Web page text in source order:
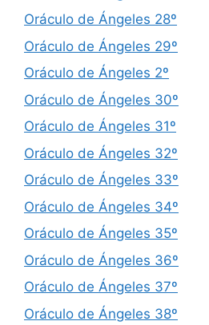
Oráculo de Ángeles 28º
Oráculo de Ángeles 29º
Oráculo de Ángeles 2º
Oráculo de Ángeles 30º
Oráculo de Ángeles 31º
Oráculo de Ángeles 32º
Oráculo de Ángeles 33º
Oráculo de Ángeles 34º
Oráculo de Ángeles 35º
Oráculo de Ángeles 36º
Oráculo de Ángeles 37º
Oráculo de Ángeles 38º